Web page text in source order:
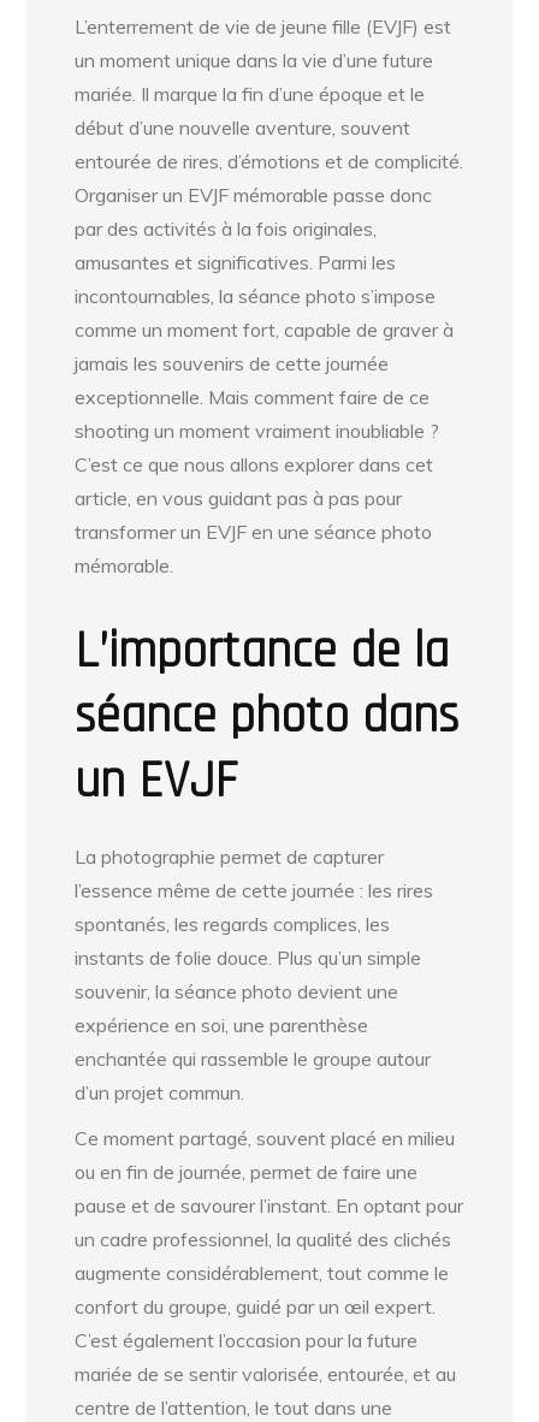
L’enterrement de vie de jeune fille (EVJF) est
un moment unique dans la vie d’une future
mariée. Il marque la fin d’une époque et le
début d’une nouvelle aventure, souvent
entourée de rires, d’émotions et de complicité.
Organiser un EVJF mémorable passe donc
par des activités à la fois originales,
amusantes et significatives. Parmi les
incontournables, la séance photo s’impose
comme un moment fort, capable de graver à
jamais les souvenirs de cette journée
exceptionnelle. Mais comment faire de ce
shooting un moment vraiment inoubliable ?
C’est ce que nous allons explorer dans cet
article, en vous guidant pas à pas pour
transformer un EVJF en une séance photo
mémorable.
L’importance de la
séance photo dans
un EVJF
La photographie permet de capturer
l’essence même de cette journée : les rires
spontanés, les regards complices, les
instants de folie douce. Plus qu’un simple
souvenir, la séance photo devient une
expérience en soi, une parenthèse
enchantée qui rassemble le groupe autour
d’un projet commun.
Ce moment partagé, souvent placé en milieu
ou en fin de journée, permet de faire une
pause et de savourer l’instant. En optant pour
un cadre professionnel, la qualité des clichés
augmente considérablement, tout comme le
confort du groupe, guidé par un œil expert.
C’est également l’occasion pour la future
mariée de se sentir valorisée, entourée, et au
centre de l’attention, le tout dans une